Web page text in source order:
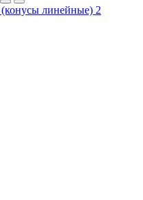
(конусы линейные) 2